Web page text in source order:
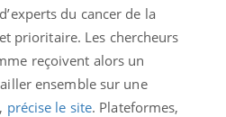
du cancer de la
prioritaire. Les chercheurs
reçoivent alors un
ensemble sur une
précise le site. Plateformes,